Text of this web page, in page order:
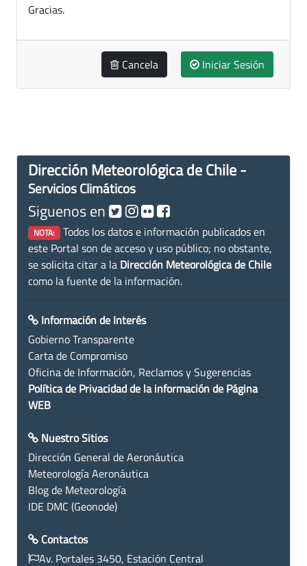
Gracias.
Cancela Iniciar Sesión
Dirección Meteorológica de Chile -
Servicios Climáticos
Siguenos en
NOTA: Todos los datos e información publicados en
este Portal son de acceso y uso público; no obstante,
se solicita citar a la Dirección Meteorológica de Chile
como la fuente de la información.
Información de Interés
Gobierno Transparente
Carta de Compromiso
Oficina de Información, Reclamos y Sugerencias
Política de Privacidad de la información de Página
WEB
Nuestro Sitios
Dirección General de Aeronáutica
Meteorología Aeronáutica
Blog de Meteorología
IDE DMC (Geonode)
Contactos
Av. Portales 3450, Estación Central